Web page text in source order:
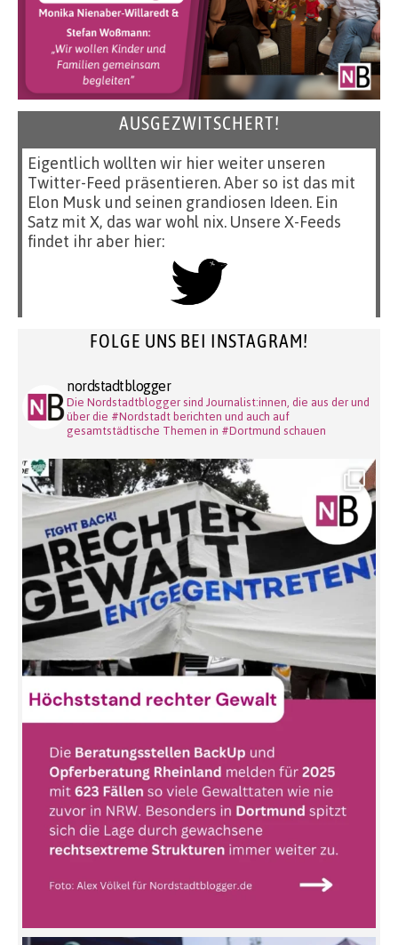
AUSGEZWITSCHERT!
Eigentlich wollten wir hier weiter unseren
Twitter-Feed präsentieren. Aber so ist das mit
Elon Musk und seinen grandiosen Ideen. Ein
Satz mit X, das war wohl nix. Unsere X-Feeds
findet ihr aber hier:
FOLGE UNS BEI INSTAGRAM!
nordstadtblogger
Die Nordstadtblogger sind Journalist:innen, die aus der und
über die #Nordstadt berichten und auch auf
gesamtstädtische Themen in #Dortmund schauen